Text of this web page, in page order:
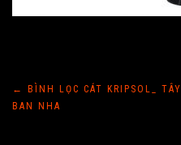
Điều
←
BÌNH LỌC CÁT KRIPSOL_ TÂY
BAN NHA